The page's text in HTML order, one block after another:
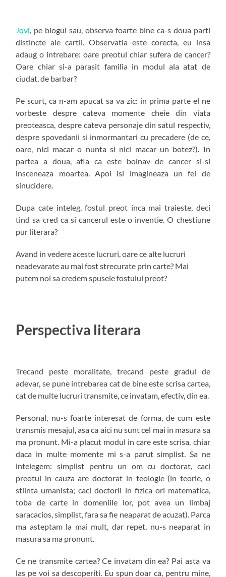
Jovi, pe blogul sau, observa foarte bine ca-s doua parti
distincte ale cartii. Observatia este corecta, eu insa
adaug o intrebare: oare preotul chiar sufera de cancer?
Oare chiar si-a parasit familia in modul ala atat de
ciudat, de barbar?
Pe scurt, ca n-am apucat sa va zic: in prima parte el ne
vorbeste despre cateva momente cheie din viata
preoteasca, despre cateva personaje din satul respectiv,
despre spovedanii si inmormantari cu precadere (de ce,
oare, nici macar o nunta si nici macar un botez?). In
partea a doua, afla ca este bolnav de cancer si-si
insceneaza moartea. Apoi isi imagineaza un fel de
sinucidere.
Dupa cate inteleg, fostul preot inca mai traieste, deci
tind sa cred ca si cancerul este o inventie. O chestiune
pur literara?
Avand in vedere aceste lucruri, oare ce alte lucruri
neadevarate au mai fost strecurate prin carte? Mai
putem noi sa credem spusele fostului preot?
Perspectiva literara
Trecand peste moralitate, trecand peste gradul de
adevar, se pune intrebarea cat de bine este scrisa cartea,
cat de multe lucruri transmite, ce invatam, efectiv, din ea.
Personal, nu-s foarte interesat de forma, de cum este
transmis mesajul, asa ca aici nu sunt cel mai in masura sa
ma pronunt. Mi-a placut modul in care este scrisa, chiar
daca in multe momente mi s-a parut simplist. Sa ne
intelegem: simplist pentru un om cu doctorat, caci
preotul in cauza are doctorat in teologie (in teorie, o
stiinta umanista; caci doctorii in fizica ori matematica,
toba de carte in domeniile lor, pot avea un limbaj
saracacios, simplist, fara sa fie neaparat de acuzat). Parca
ma asteptam la mai mult, dar repet, nu-s neaparat in
masura sa ma pronunt.
Ce ne transmite cartea? Ce invatam din ea? Pai asta va
las pe voi sa descoperiti. Eu spun doar ca, pentru mine,